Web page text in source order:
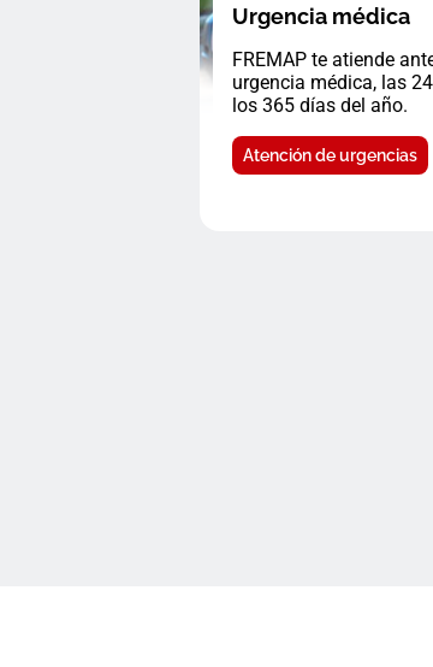
Urgencia médica
FREMAP te atiende
urgencia médica, las
los 365 días del año.
Atención de urgencias